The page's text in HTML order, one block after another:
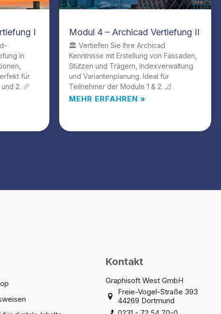
I
in
für
2. 📏
Modul 4 – Archicad Vertiefung II
🏛️ Vertiefen Sie Ihre Archicad
Kenntnisse mit Erstellung von Fassaden,
Stützen und Trägern, Indexverwaltung
und Variantenplanung. Ideal für
Teilnehmer der Module 1 & 2. 📐
MEHR ERFAHREN »
Kontakt
Graphisoft West GmbH
Freie-Vogel-Straße 393
44269 Dortmund